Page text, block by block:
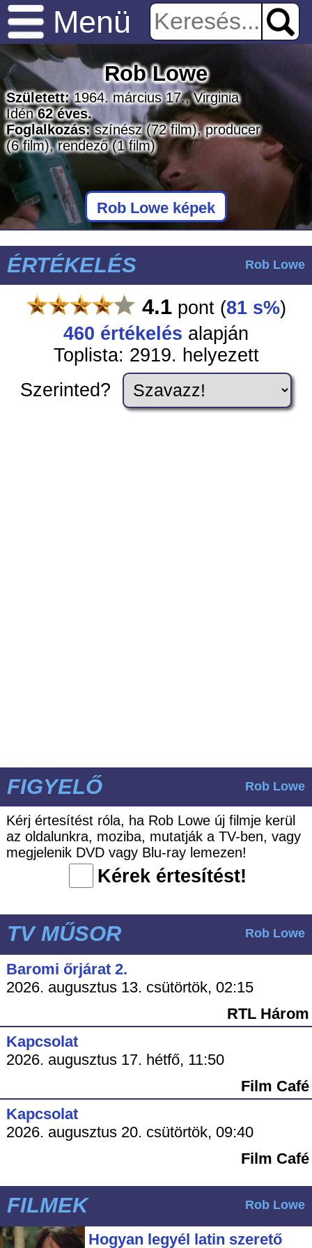
Menü
Rob Lowe
Született:1964. március 17., Virginia
Idén62 éves.
Foglalkozás:színész(72 film), producer
(6 film), rendező(1 film)
Rob Lowe képek
ÉRTÉKELÉS Rob Lowe
4.1pont (81 s%)
460 értékelés alapján
Toplista: 2919. helyezett
Szerinted?
FIGYELŐ Rob Lowe
Kérj értesítést róla, ha Rob Lowe új filmje kerül
az oldalunkra, moziba, mutatják a TV-ben, vagy
megjelenik DVD vagy Blu-ray lemezen!
Kérek értesítést!
TV MŰSOR Rob Lowe
Baromi őrjárat 2.
2026. augusztus 13. csütörtök, 02:15
RTL Három
Kapcsolat
2026. augusztus 17. hétfő, 11:50
Film Café
Kapcsolat
2026. augusztus 20. csütörtök, 09:40
Film Café
FILMEK Rob Lowe
Hogyan legyél latin szerető